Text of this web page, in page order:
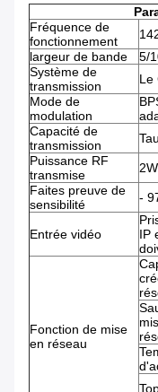
Fréquence de
fonctionnement
largeur de bande
5/
Système de
transmission
Le
Mode de
modulation
Capacité de
transmission
Puissance RF
transmise
2W
Faites preuve de
sensibilité
-
Entrée vidéo
IP
Fonction de mise
en réseau